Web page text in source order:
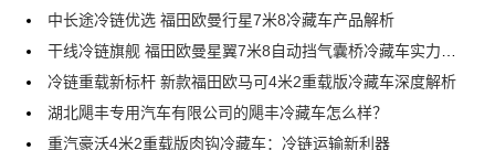
中长途冷链优选 福田欧曼行星7米8冷藏车产品解析
干线冷链旗舰 福田欧曼星翼7米8自动挡气囊桥冷藏车实力解析
冷链重载新标杆 新款福田欧马可4米2重载版冷藏车深度解析
湖北飓丰专用汽车有限公司的飓丰冷藏车怎么样？
重汽豪沃4米2重载版肉钩冷藏车：冷链运输新利器